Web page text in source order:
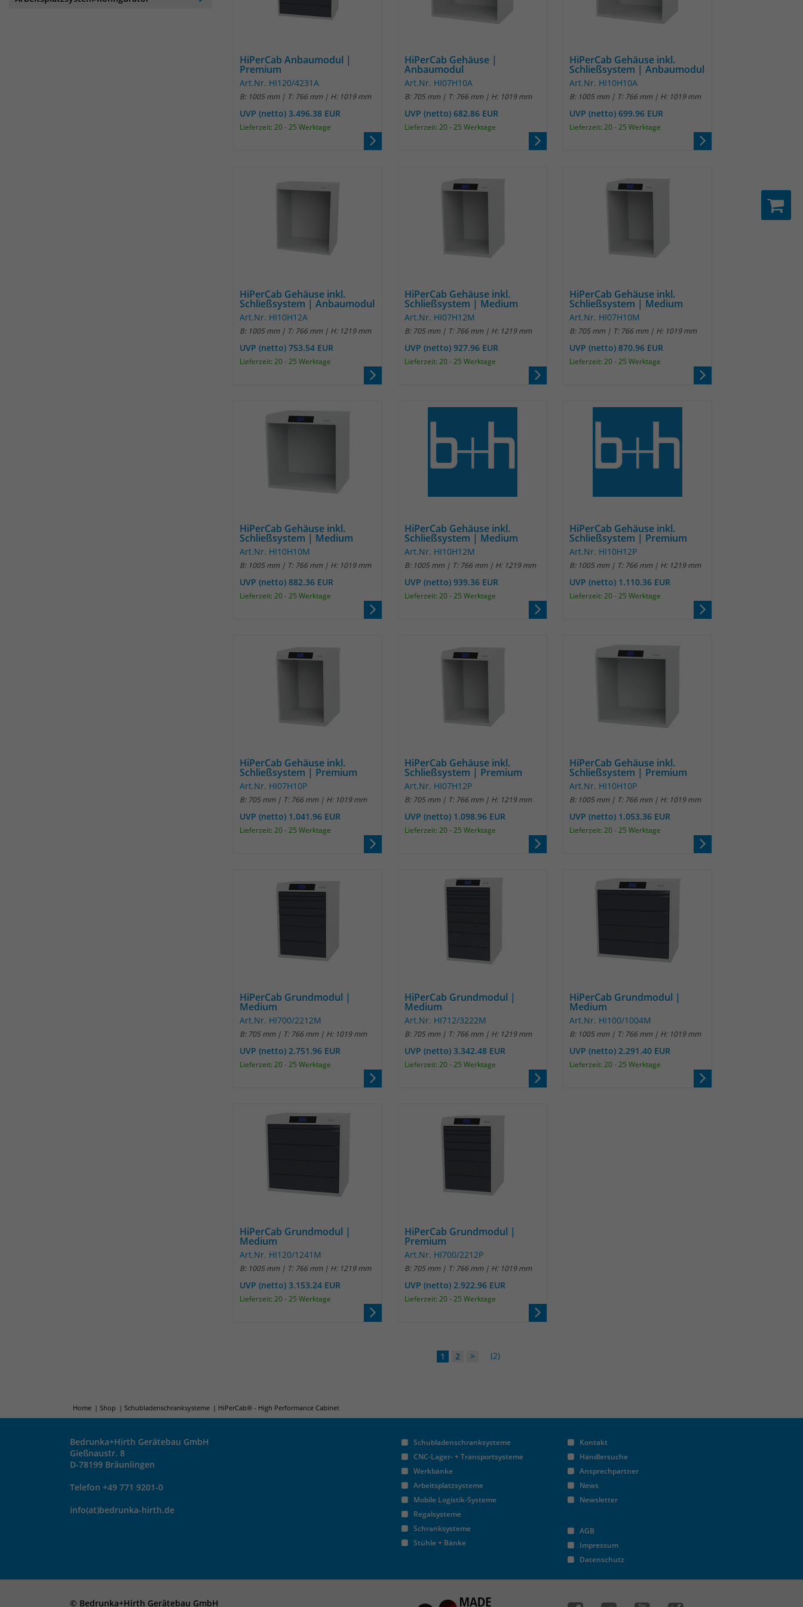
HiPerCab Anbaumodul |
Premium
Art.Nr. HI120/4231A
B: 1005 mm | T: 766 mm | H: 1019 mm
UVP (netto) 3.496.38 EUR
Lieferzeit: 20 - 25 Werktage
HiPerCab Gehäuse |
Anbaumodul
Art.Nr. HI07H10A
B: 705 mm | T: 766 mm | H: 1019 mm
UVP (netto) 682.86 EUR
Lieferzeit: 20 - 25 Werktage
HiPerCab Gehäuse inkl.
Schließsystem | Anbaumodul
Art.Nr. HI10H10A
B: 1005 mm | T: 766 mm | H: 1019 mm
UVP (netto) 699.96 EUR
Lieferzeit: 20 - 25 Werktage
HiPerCab Gehäuse inkl.
Schließsystem | Anbaumodul
Art.Nr. HI10H12A
B: 1005 mm | T: 766 mm | H: 1219 mm
UVP (netto) 753.54 EUR
Lieferzeit: 20 - 25 Werktage
HiPerCab Gehäuse inkl.
Schließsystem | Medium
Art.Nr. HI07H12M
B: 705 mm | T: 766 mm | H: 1219 mm
UVP (netto) 927.96 EUR
Lieferzeit: 20 - 25 Werktage
HiPerCab Gehäuse inkl.
Schließsystem | Medium
Art.Nr. HI07H10M
B: 705 mm | T: 766 mm | H: 1019 mm
UVP (netto) 870.96 EUR
Lieferzeit: 20 - 25 Werktage
HiPerCab Gehäuse inkl.
Schließsystem | Medium
Art.Nr. HI10H10M
B: 1005 mm | T: 766 mm | H: 1019 mm
UVP (netto) 882.36 EUR
Lieferzeit: 20 - 25 Werktage
HiPerCab Gehäuse inkl.
Schließsystem | Medium
Art.Nr. HI10H12M
B: 1005 mm | T: 766 mm | H: 1219 mm
UVP (netto) 939.36 EUR
Lieferzeit: 20 - 25 Werktage
HiPerCab Gehäuse inkl.
Schließsystem | Premium
Art.Nr. HI10H12P
B: 1005 mm | T: 766 mm | H: 1219 mm
UVP (netto) 1.110.36 EUR
Lieferzeit: 20 - 25 Werktage
HiPerCab Gehäuse inkl.
Schließsystem | Premium
Art.Nr. HI07H10P
B: 705 mm | T: 766 mm | H: 1019 mm
UVP (netto) 1.041.96 EUR
Lieferzeit: 20 - 25 Werktage
HiPerCab Gehäuse inkl.
Schließsystem | Premium
Art.Nr. HI07H12P
B: 705 mm | T: 766 mm | H: 1219 mm
UVP (netto) 1.098.96 EUR
Lieferzeit: 20 - 25 Werktage
HiPerCab Gehäuse inkl.
Schließsystem | Premium
Art.Nr. HI10H10P
B: 1005 mm | T: 766 mm | H: 1019 mm
UVP (netto) 1.053.36 EUR
Lieferzeit: 20 - 25 Werktage
HiPerCab Grundmodul |
Medium
Art.Nr. HI700/2212M
B: 705 mm | T: 766 mm | H: 1019 mm
UVP (netto) 2.751.96 EUR
Lieferzeit: 20 - 25 Werktage
HiPerCab Grundmodul |
Medium
Art.Nr. HI712/3222M
B: 705 mm | T: 766 mm | H: 1219 mm
UVP (netto) 3.342.48 EUR
Lieferzeit: 20 - 25 Werktage
HiPerCab Grundmodul |
Medium
Art.Nr. HI100/1004M
B: 1005 mm | T: 766 mm | H: 1019 mm
UVP (netto) 2.291.40 EUR
Lieferzeit: 20 - 25 Werktage
HiPerCab Grundmodul |
Medium
Art.Nr. HI120/1241M
B: 1005 mm | T: 766 mm | H: 1219 mm
UVP (netto) 3.153.24 EUR
Lieferzeit: 20 - 25 Werktage
HiPerCab Grundmodul |
Premium
Art.Nr. HI700/2212P
B: 705 mm | T: 766 mm | H: 1019 mm
UVP (netto) 2.922.96 EUR
Lieferzeit: 20 - 25 Werktage
1 2 > (2)
Home Shop Schubladenschranksysteme HiPerCab® - High Performance Cabinet
Bedrunka+Hirth Gerätebau GmbH
Gießnaustr. 8
D-78199 Bräunlingen
Telefon +49 771 9201-0
info(at)bedrunka-hirth.de
Schubladenschranksysteme
CNC-Lager- + Transportsysteme
Werkbänke
Arbeitsplatzsysteme
Mobile Logistik-Systeme
Regalsysteme
Schranksysteme
Stühle + Bänke
Kontakt
Händlersuche
Ansprechpartner
News
Newsletter
AGB
Impressum
Datenschutz
© Bedrunka+Hirth Gerätebau GmbH
Name
Laufzeit
Das Cookie wird von Matomo installiert. Das
Cookie wird verwendet, um Besucher-,
Sitzungs- und Kampagnendaten zu
berechnen und die Nutzung der Website für
den Analysebericht der Website zu verfolgen.
zu, um eindeutige Besucher zu identifizieren.
Anbieter Matomo
Zweck
Das Cookie wird von Matomo instralliert. Das
Cookie wird verwendet, um Besucher-,
Sitzungs- und Kampagnendaten zu
den Analysebericht der Website zu verfolgen.
zu, um eindeutige Besucher zu identifizieren.
gespeichert und sind damit externen
Unternehmen unzugänglich.
Name
Anbieter
Laufzeit
Das Cookie wird genutzt um temporär
Session Daten zu speichern
Name
Anbieter
30 Minuten
Zweck
Session Daten zu speichern
Anbieter
Zweck
Das Cookie wird gesetzt um zu überprüfen
ob der Browser erlaubt Cookies zu setzen. Es
wird direkt nach demTest wieder gelöscht.